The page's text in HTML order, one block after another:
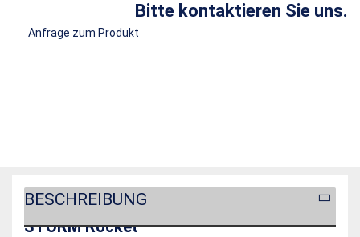
Bitte kontaktieren Sie uns.
Anfrage zum Produkt
BESCHREIBUNG
STORM Rocket